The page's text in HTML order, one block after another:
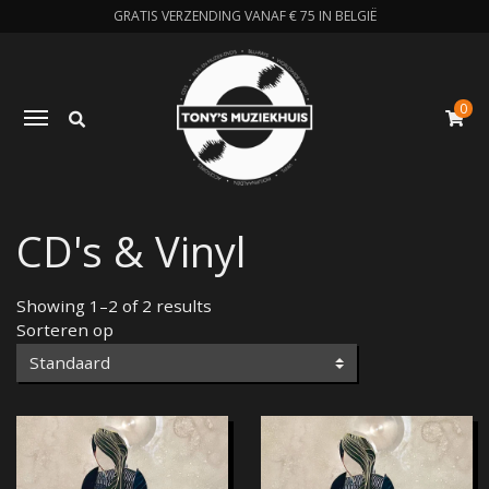
GRATIS VERZENDING VANAF € 75 IN BELGIË
Toggle navigation 0
CD's & Vinyl
Showing 1–2 of 2 results
Sorteren op